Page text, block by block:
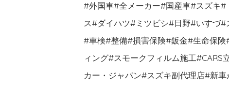
#外国車#全メーカー#国産車#スズキ
ス#ダイハツ#ミツビシ#日野#いすづ
#車検#整備#損害保険#鈑金#生命保
ィング#スモークフィルム施工
カー・ジャパン#スズキ副代理店#新